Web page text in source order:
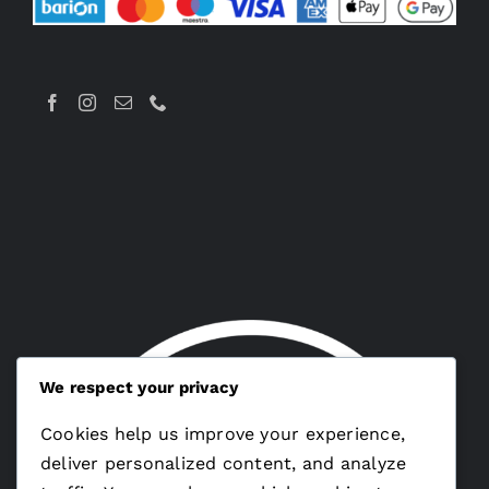
We respect your privacy
Cookies help us improve your experience,
deliver personalized content, and analyze